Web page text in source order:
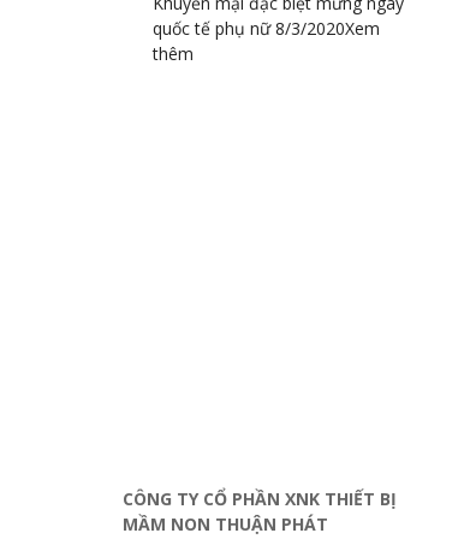
quốc tế phụ nữ 8/3/2020Xem
thêm
CÔNG TY CỔ PHẦN XNK THIẾT BỊ
MẦM NON THUẬN PHÁT